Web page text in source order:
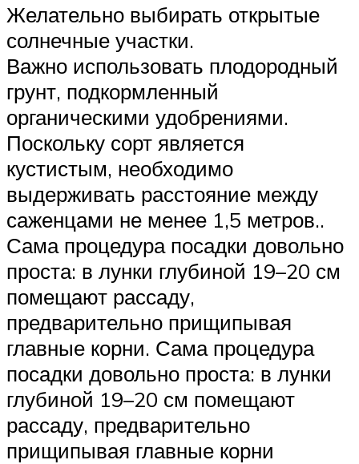
Желательно выбирать открытые
солнечные участки.
Важно использовать плодородный
грунт, подкормленный
органическими удобрениями.
Поскольку сорт является
кустистым, необходимо
выдерживать расстояние между
саженцами не менее 1,5 метров..
Сама процедура посадки довольно
проста: в лунки глубиной 19–20 см
помещают рассаду,
предварительно прищипывая
главные корни. Сама процедура
посадки довольно проста: в лунки
глубиной 19–20 см помещают
рассаду, предварительно
прищипывая главные корни